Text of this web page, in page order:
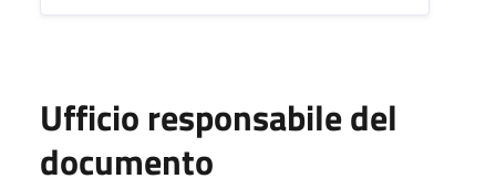
Ufficio responsabile del
documento